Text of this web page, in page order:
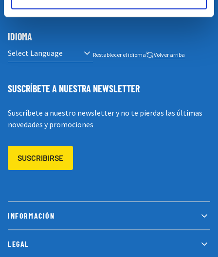
INFORMACIÓN
LEGAL
IDIOMA
Restablecer el idioma Volver arriba
SUSCRÍBETE A NUESTRA NEWSLETTER
Suscríbete a nuestro newsletter y no te pierdas las últimas
novedades y promociones
SUSCRIBIRSE